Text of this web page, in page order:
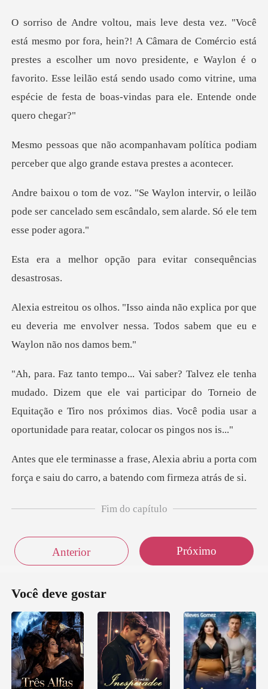
omércio está
prestes a escolher um novo presidente, e Waylon é o
favorito. Esse leilão está sen
política podiam
perceber que algo
ir, o leilão
pode ser cancelado sem escândal
ão para evitar conseq
plica por que
eu deveria me envolver nessa. T
que ele vai participar do Torneio de
Equitação e Tiro nos próximos dias.
a abriu a porta com
força e saiu do car
Fim do capítulo
Anterior Próximo
Você deve gostar